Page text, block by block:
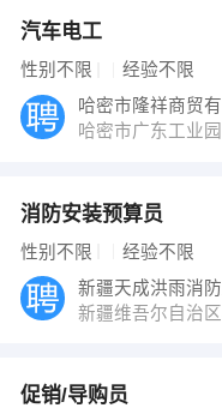
汽车电工
性别不限 经验不限
哈密市隆祥商贸
哈密市广东工业
消防安装预算员
性别不限 经验不限
新疆天成洪雨消
新疆维吾尔自治
促销/导购员